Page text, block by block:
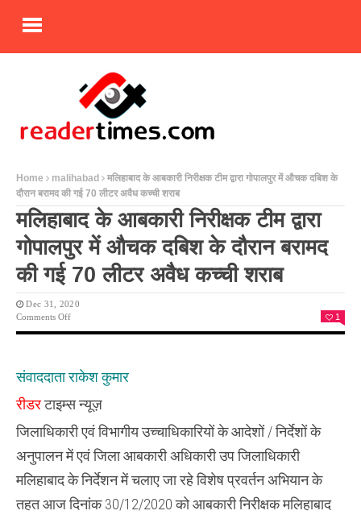
Home malihabad
मलिहाबाद के आबकारी निरीक्षक टीम द्वारा गोपालपुर में औचक दबिश के
दौरान बरामद की गई 70 लीटर अवैध कच्ची शराब
मलिहाबाद के आबकारी निरीक्षक टीम द्वारा
गोपालपुर में औचक दबिश के दौरान बरामद
की गई 70 लीटर अवैध कच्ची शराब
Dec 31, 2020
Comments OffOn
निरीक्षक
टीम
गोपालपुर
औचक
के
दौरान
बरामद
की
गई
1
संवाददाता राकेश कुमार
रीडरटाइम्स न्यूज़
जिलाधिकारी एवं विभागीय उच्चाधिकारियों के आदेशों / निर्देशों के
अनुपालन में एवं जिला आबकारी अधिकारी उप जिलाधिकारी
मलिहाबाद के निर्देशन में चलाए जा रहे विशेष प्रवर्तन अभियान के
तहत आज दिनांक 30/12/2020 को आबकारी निरीक्षक मलिहाबाद